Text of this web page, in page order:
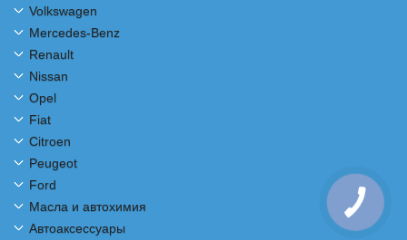
Volkswagen
Mercedes-Benz
Renault
Nissan
Opel
Fiat
Citroen
Peugeot
Ford
Масла и автохимия
Автоаксессуары